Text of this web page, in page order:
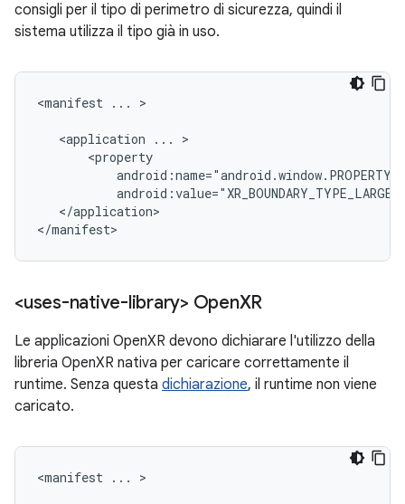
consigli per il tipo di perimetro di sicurezza, quindi il
sistema utilizza il tipo già in uso.
<manifest ... >
<application ...
android:value="XR_BOUNDARY_TYPE_LARGE"
</application>
<uses-native-library> OpenXR
Le applicazioni OpenXR devono dichiarare l'utilizzo della
libreria OpenXR nativa per caricare correttamente il
runtime. Senza questa dichiarazione, il runtime non viene
caricato.
<manifest ... >